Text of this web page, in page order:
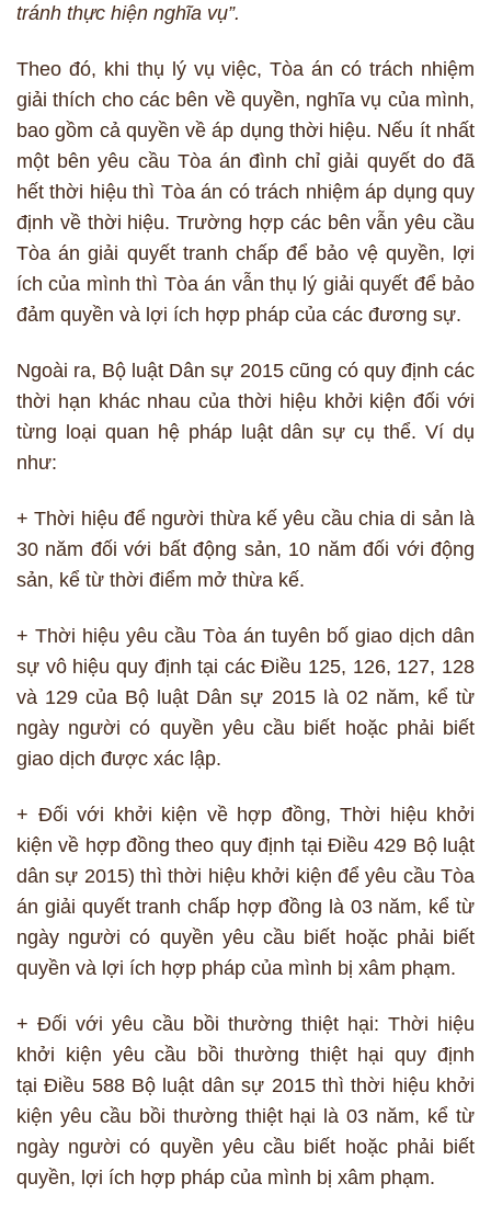
tránh thực hiện nghĩa vụ”.
Theo đó, khi thụ lý vụ việc, Tòa án có trách nhiệm
giải thích cho các bên về quyền, nghĩa vụ của mình,
bao gồm cả quyền về áp dụng thời hiệu. Nếu ít nhất
một bên yêu cầu Tòa án đình chỉ giải quyết do đã
hết thời hiệu thì Tòa án có trách nhiệm áp dụng quy
định về thời hiệu. Trường hợp các bên vẫn yêu cầu
Tòa án giải quyết tranh chấp để bảo vệ quyền, lợi
ích của mình thì Tòa án vẫn thụ lý giải quyết để bảo
đảm quyền và lợi ích hợp pháp của các đương sự.
Ngoài ra, Bộ luật Dân sự 2015 cũng có quy định các
thời hạn khác nhau của thời hiệu khởi kiện đối với
từng loại quan hệ pháp luật dân sự cụ thể. Ví dụ
như:
+ Thời hiệu để người thừa kế yêu cầu chia di sản là
30 năm đối với bất động sản, 10 năm đối với động
sản, kể từ thời điểm mở thừa kế.
+ Thời hiệu yêu cầu Tòa án tuyên bố giao dịch dân
sự vô hiệu quy định tại các Điều 125, 126, 127, 128
và 129 của Bộ luật Dân sự 2015 là 02 năm, kể từ
ngày người có quyền yêu cầu biết hoặc phải biết
giao dịch được xác lập.
+ Đối với khởi kiện về hợp đồng, Thời hiệu khởi
kiện về hợp đồng theo quy định tại Điều 429 Bộ luật
dân sự 2015) thì thời hiệu khởi kiện để yêu cầu Tòa
án giải quyết tranh chấp hợp đồng là 03 năm, kể từ
ngày người có quyền yêu cầu biết hoặc phải biết
quyền và lợi ích hợp pháp của mình bị xâm phạm.
+ Đối với yêu cầu bồi thường thiệt hại: Thời hiệu
khởi kiện yêu cầu bồi thường thiệt hại quy định
tại Điều 588 Bộ luật dân sự 2015 thì thời hiệu khởi
kiện yêu cầu bồi thường thiệt hại là 03 năm, kể từ
ngày người có quyền yêu cầu biết hoặc phải biết
quyền, lợi ích hợp pháp của mình bị xâm phạm.